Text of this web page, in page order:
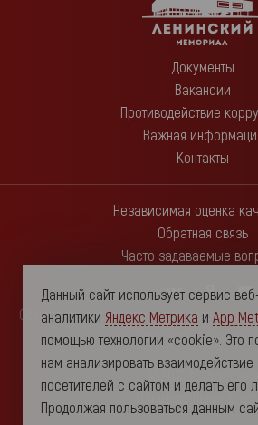
Документы
Вакансии
Противодействие
Важная
Контакты
Независимая оценка
Обратная связь
Часто задаваемые
Областное государственное
"Ленинский
432017, г. Ульяновск
Площадь Ленина, дом
Данный сайт использует сервис
аналитики Яндекс Метрика и App
помощью технологии «cookie». Это
нам анализировать взаимодействие
посетителей с сайтом и делать его
Продолжая пользоваться данным